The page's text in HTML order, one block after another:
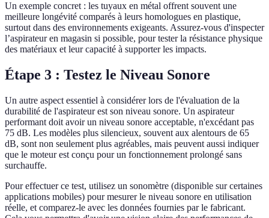
Un exemple concret : les tuyaux en métal offrent souvent une
meilleure longévité comparés à leurs homologues en plastique,
surtout dans des environnements exigeants. Assurez-vous d'inspecter
l’aspirateur en magasin si possible, pour tester la résistance physique
des matériaux et leur capacité à supporter les impacts.
Étape 3 : Testez le Niveau Sonore
Un autre aspect essentiel à considérer lors de l'évaluation de la
durabilité de l'aspirateur est son niveau sonore. Un aspirateur
performant doit avoir un niveau sonore acceptable, n'excédant pas
75 dB. Les modèles plus silencieux, souvent aux alentours de 65
dB, sont non seulement plus agréables, mais peuvent aussi indiquer
que le moteur est conçu pour un fonctionnement prolongé sans
surchauffe.
Pour effectuer ce test, utilisez un sonomètre (disponible sur certaines
applications mobiles) pour mesurer le niveau sonore en utilisation
réelle, et comparez-le avec les données fournies par le fabricant.